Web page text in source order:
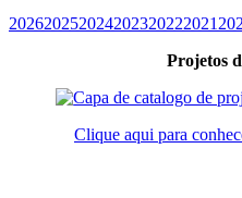
202620252024202320222021
Projetos
Clique aqui para